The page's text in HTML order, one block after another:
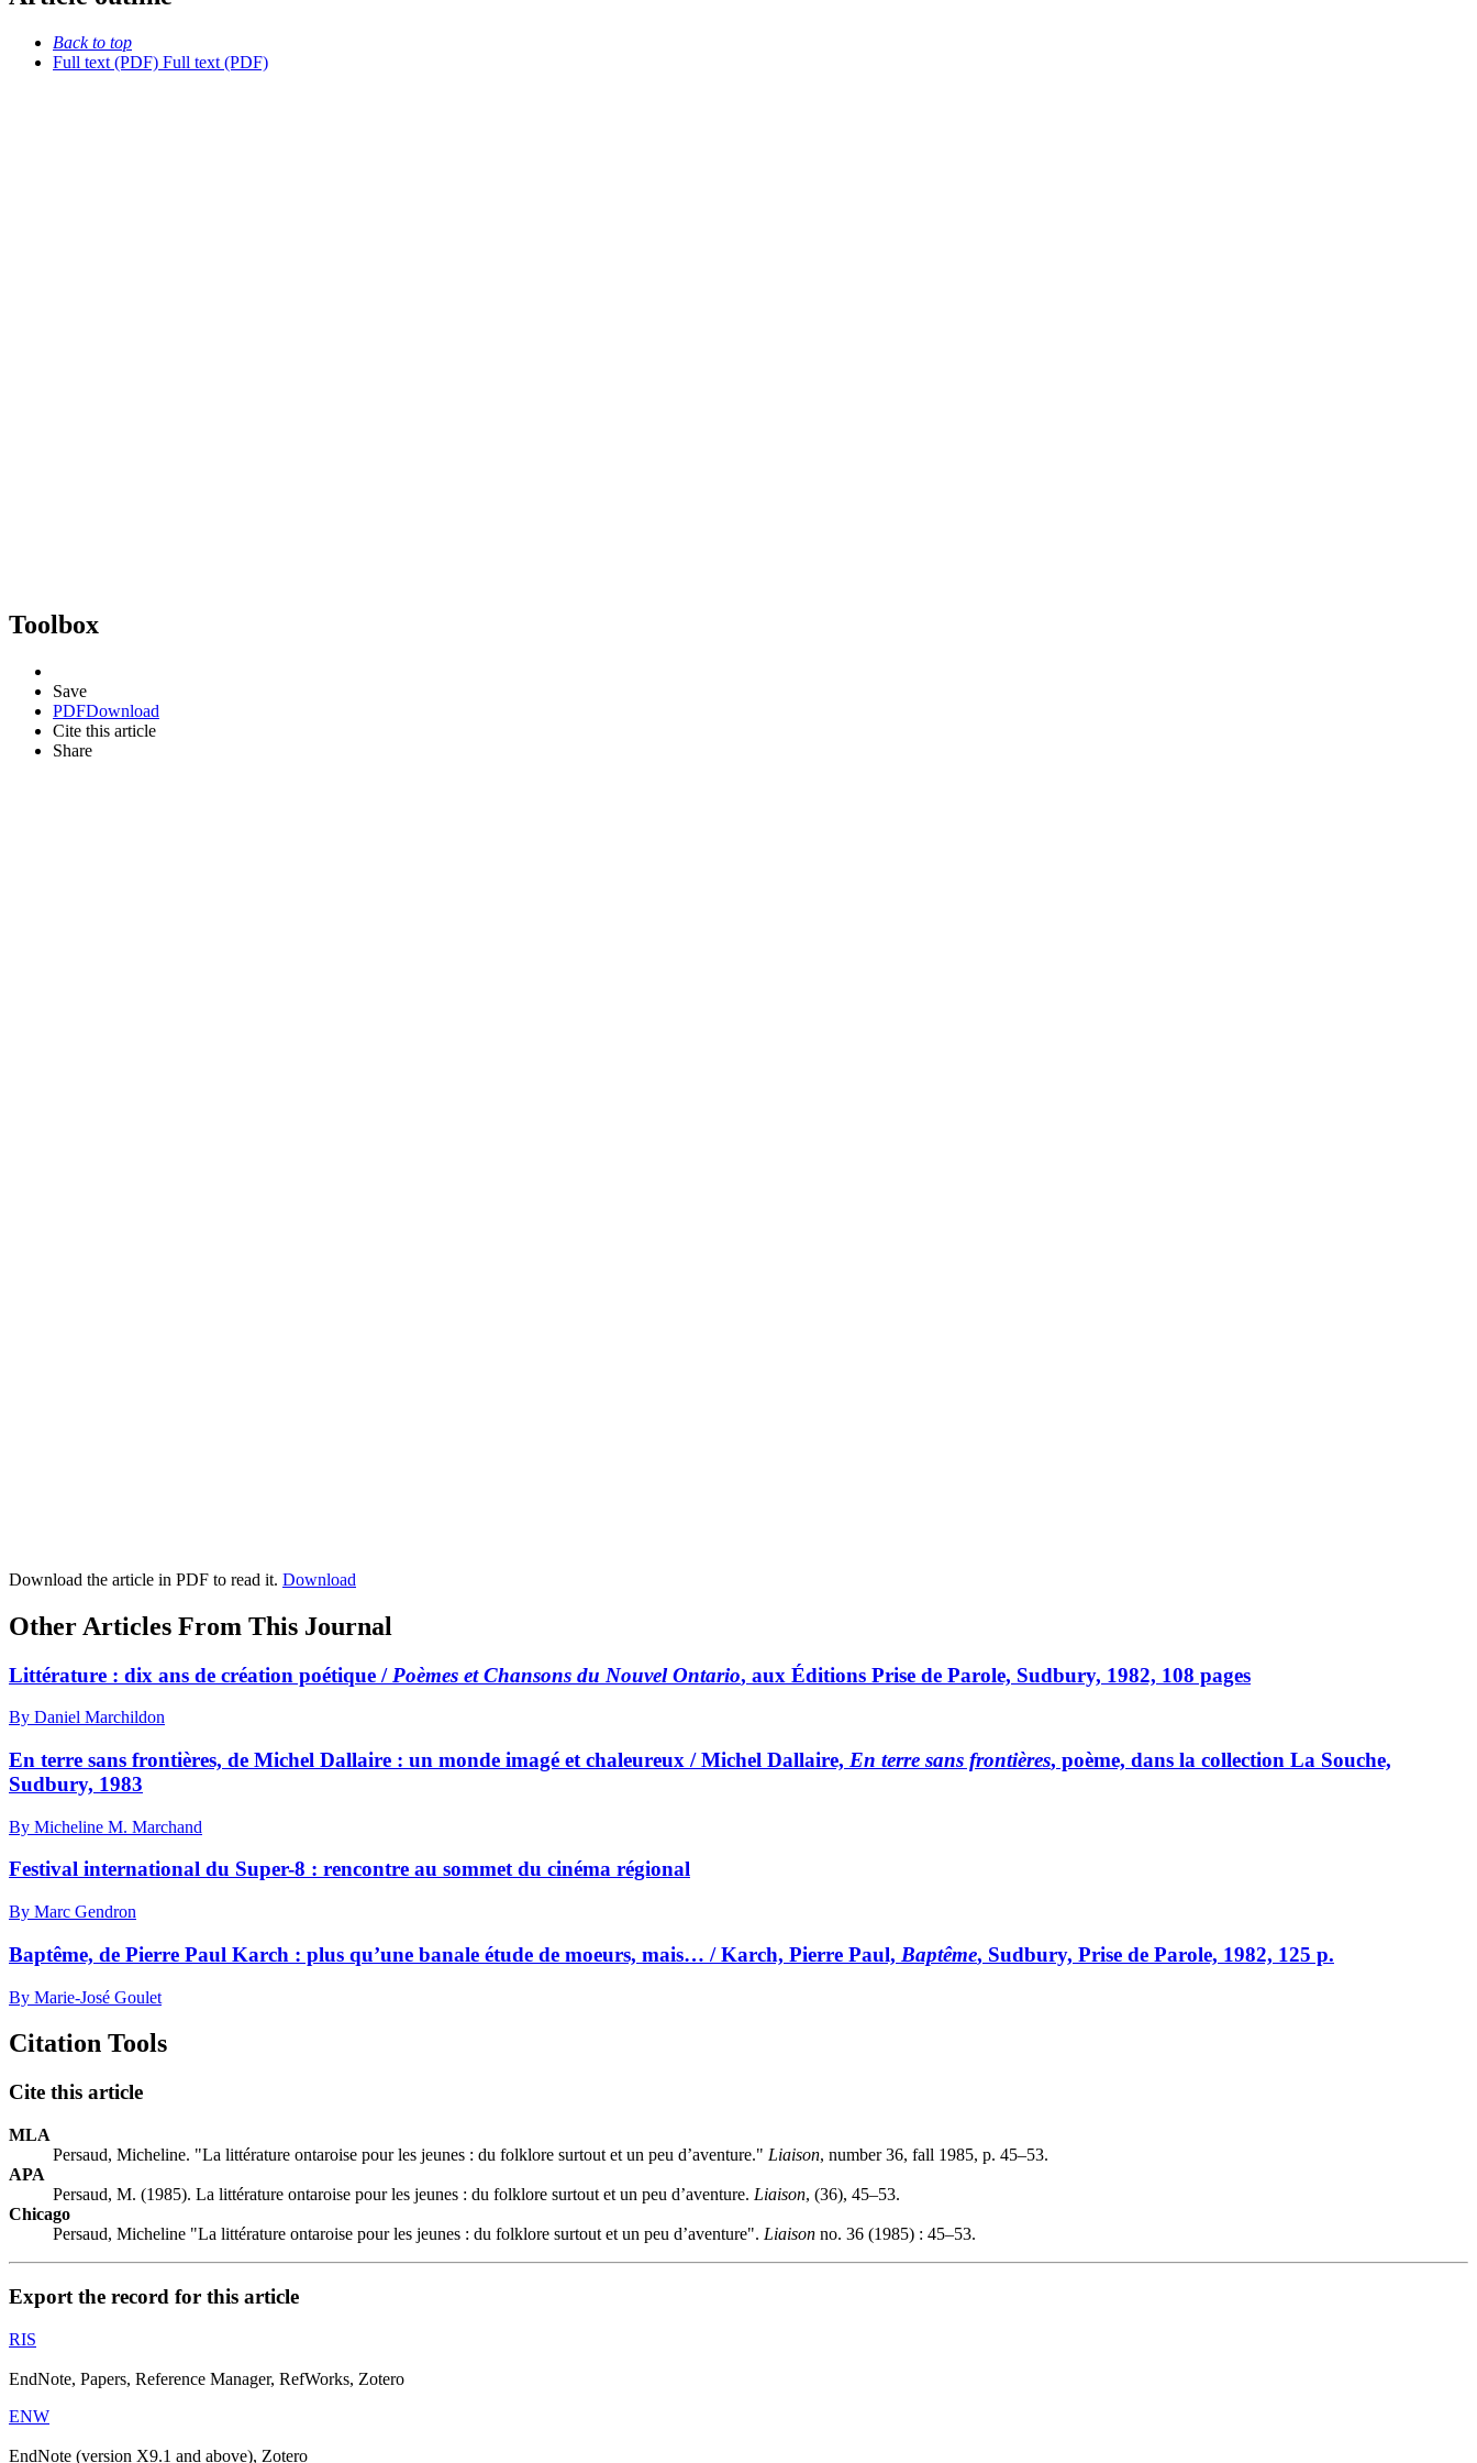
Back to top
Full text (PDF) Full text (PDF)
Toolbox
Save
PDFDownload
Cite this article
Share
Download the article in PDF to read it. Download
Other Articles From This Journal
Littérature : dix ans de création poétique / Poèmes et Chansons du Nouvel Ontario, aux Éditions Prise de Parole, Sudbury, 1982, 108 pages
By Daniel Marchildon
En terre sans frontières, de Michel Dallaire : un monde imagé et chaleureux / Michel Dallaire, En terre sans frontières, poème, dans la collection La Souche,
Sudbury, 1983
By Micheline M. Marchand
Festival international du Super-8 : rencontre au sommet du cinéma régional
By Marc Gendron
Baptême, de Pierre Paul Karch : plus qu’une banale étude de moeurs, mais… / Karch, Pierre Paul, Baptême, Sudbury, Prise de Parole, 1982, 125 p.
By Marie-José Goulet
Citation Tools
Cite this article
MLA
Persaud, Micheline. "La littérature ontaroise pour les jeunes : du folklore surtout et un peu d’aventure." Liaison, number 36, fall 1985, p. 45–53.
APA
Persaud, M. (1985). La littérature ontaroise pour les jeunes : du folklore surtout et un peu d’aventure. Liaison, (36), 45–53.
Chicago
Persaud, Micheline "La littérature ontaroise pour les jeunes : du folklore surtout et un peu d’aventure". Liaison no. 36 (1985) : 45–53.
Export the record for this article
RIS
EndNote, Papers, Reference Manager, RefWorks, Zotero
ENW
EndNote (version X9.1 and above), Zotero